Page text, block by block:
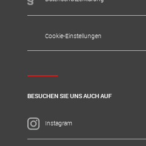
Cookie-Einstellungen
BESUCHEN SIE UNS AUCH AUF
Instagram